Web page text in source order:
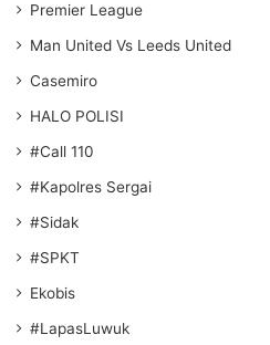
Premier League
Man United Vs Leeds United
Casemiro
HALO POLISI
#Call 110
#Kapolres Sergai
#Sidak
#SPKT
Ekobis
#LapasLuwuk